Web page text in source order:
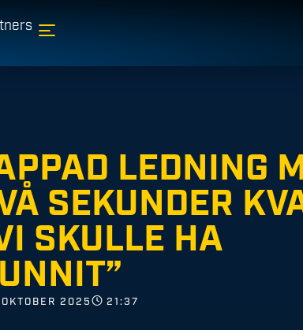
LEDNING
SEKUNDER
SKULLE HA
2025 21:37